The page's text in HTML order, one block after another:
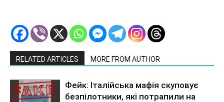
RELATED ARTICLES MORE FROM AUTHOR
Фейк: Італійська мафія скуповує
безпілотники, які потрапили на